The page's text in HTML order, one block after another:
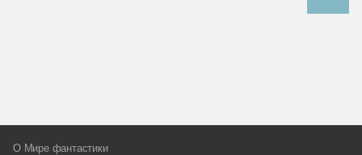
О Мире фантастики